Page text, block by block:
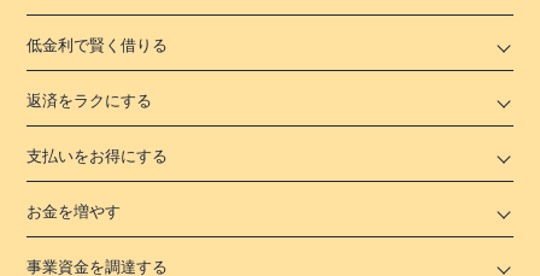
低金利で賢く借りる
返済をラクにする
支払いをお得にする
お金を増やす
事業資金を調達する